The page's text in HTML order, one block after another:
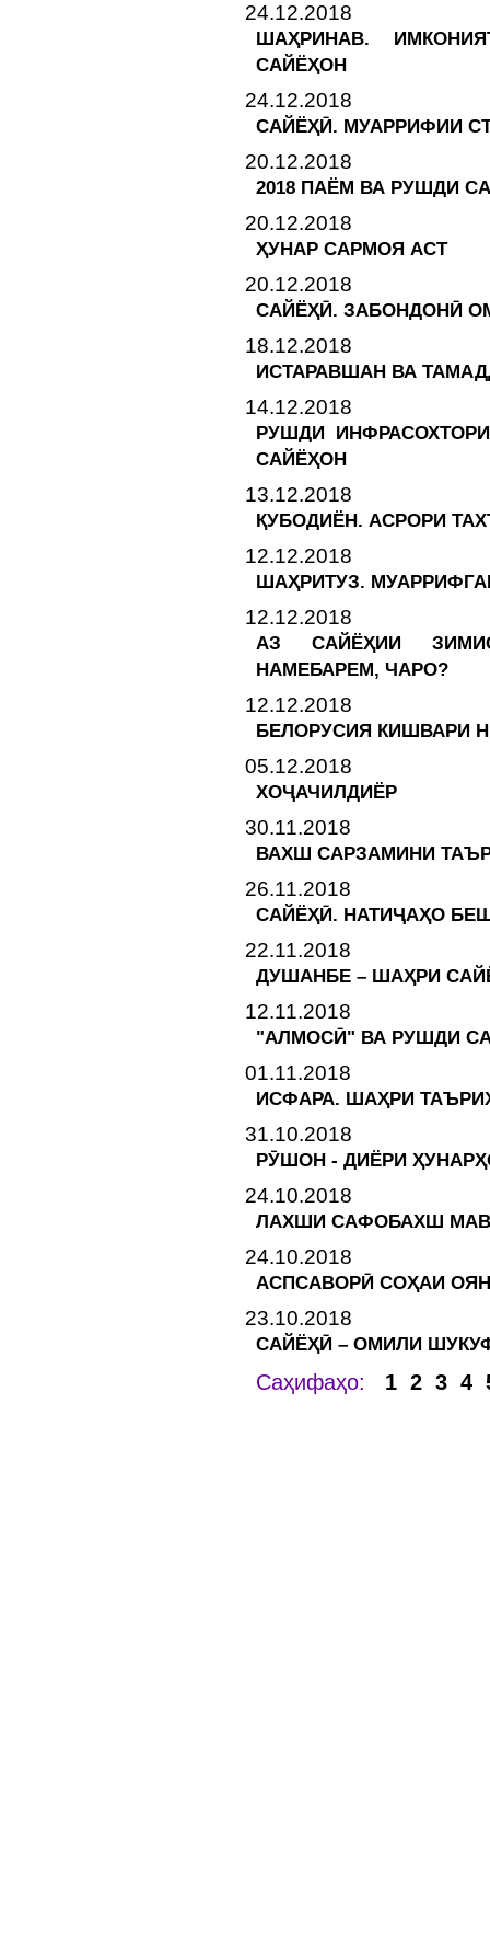
24.12.2018
ШАҲРИНАВ.
САЙЁҲОН
24.12.2018
САЙЁҲӢ. МУАРРИФИИ
20.12.2018
2018 ПАЁМ ВА РУШДИ
20.12.2018
ҲУНАР САРМОЯ АСТ
20.12.2018
САЙЁҲӢ. ЗАБОНДОНӢ
18.12.2018
ИСТАРАВШАН ВА
14.12.2018
РУШДИ
САЙЁҲОН
13.12.2018
ҚУБОДИЁН. АСРОРИ
12.12.2018
ШАҲРИТУЗ.
12.12.2018
АЗ САЙЁҲИИ
НАМЕБАРЕМ, ЧАРО?
12.12.2018
БЕЛОРУСИЯ КИШВАРИ
05.12.2018
ХОҶАЧИЛДИЁР
30.11.2018
ВАХШ САРЗАМИНИ
26.11.2018
САЙЁҲӢ. НАТИҶАҲО
22.11.2018
ДУШАНБЕ – ШАҲРИ
12.11.2018
"АЛМОСӢ" ВА РУШДИ
01.11.2018
ИСФАРА. ШАҲРИ
31.10.2018
РӮШОН - ДИЁРИ
24.10.2018
ЛАХШИ САФОБАХШ
24.10.2018
АСПСАВОРӢ СОҲАИ
23.10.2018
САЙЁҲӢ – ОМИЛИ
Саҳифаҳо: 1 2 3 4